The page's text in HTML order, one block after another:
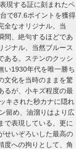
現する証に刻まれたペ
で87.6ポイントを獲得
全なオリジナル。当
間、絶句するほどであ
ジナル、当然ブルース
ある。ステンのクッシ
い1930年代を唯一勝ち
文化を当時のままを驚
るが、小キズ程度の最
キされた秒カナに隠れ
留め、油溜りはより広
で表現している。更に
せいぞろいした最高の
度への拘りとして、角